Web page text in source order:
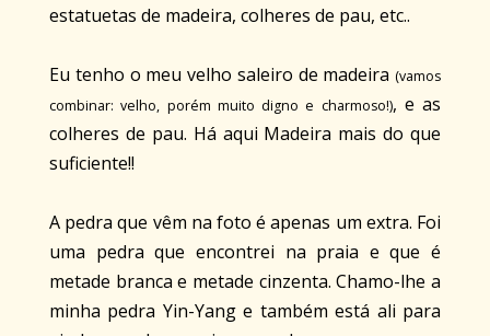
estatuetas de madeira, colheres de pau, etc..
Eu tenho o meu velho saleiro de madeira (vamos
combinar: velho, porém muito digno e charmoso!), e as
colheres de pau. Há aqui Madeira mais do que
suficiente!!
A pedra que vêm na foto é apenas um extra. Foi
uma pedra que encontrei na praia e que é
metade branca e metade cinzenta. Chamo-lhe a
minha pedra Yin-Yang e também está ali para